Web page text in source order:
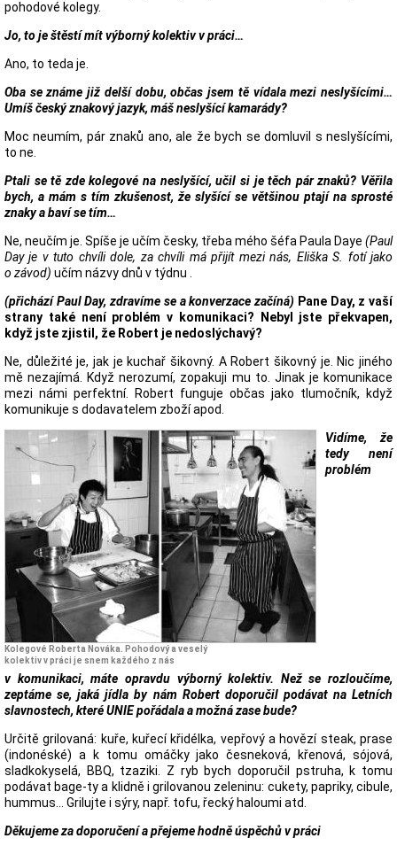
pohodové kolegy.
Jo, to je štěstí mít výborný kolektiv v práci…
Ano, to teda je.
Oba se známe již delší dobu, občas jsem tě vídala mezi neslyšícími…
Umíš český znakový jazyk, máš neslyšící kamarády?
Moc neumím, pár znaků ano, ale že bych se domluvil s neslyšícími,
to ne.
Ptali se tě zde kolegové na neslyšící, učil si je těch pár znaků? Věřila
bych, a mám s tím zkušenost, že slyšící se většinou ptají na sprosté
znaky a baví se tím…
Ne, neučím je. Spíše je učím česky, třeba mého šéfa Paula Daye (Paul
Day je v tuto chvíli dole, za chvíli má přijít mezi nás, Eliška S. fotí jako
o závod) učím názvy dnů v týdnu .
(přichází Paul Day, zdravíme se a konverzace začíná) Pane Day, z vaší
strany také není problém v komunikaci? Nebyl jste překvapen,
když jste zjistil, že Robert je nedoslýchavý?
Ne, důležité je, jak je kuchař šikovný. A Robert šikovný je. Nic jiného
mě nezajímá. Když nerozumí, zopakuji mu to. Jinak je komunikace
mezi námi perfektní. Robert funguje občas jako tlumočník, když
komunikuje s dodavatelem zboží apod.
Kolegové Roberta Nováka. Pohodový a veselý
kolektiv v práci je snem každého z nás
Vidíme, že
tedy není
problém
v komunikaci, máte opravdu výborný kolektiv. Než se rozloučíme,
zeptáme se, jaká jídla by nám Robert doporučil podávat na Letních
slavnostech, které UNIE pořádala a možná zase bude?
Určitě grilovaná: kuře, kuřecí křidélka, vepřový a hovězí steak, prase
(indonéské) a k tomu omáčky jako česneková, křenová, sójová,
sladkokyselá, BBQ, tzaziki. Z ryb bych doporučil pstruha, k tomu
podávat bage-ty a klidně i grilovanou zeleninu: cukety, papriky, cibule,
hummus… Grilujte i sýry, např. tofu, řecký haloumi atd.
Děkujeme za doporučení a přejeme hodně úspěchů v práci